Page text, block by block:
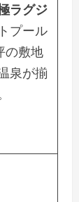
ラグジ
プール
の敷地
泉が揃